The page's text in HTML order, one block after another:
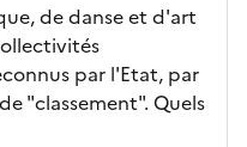
de danse et d'art
par l'Etat, par
"classement". Quels